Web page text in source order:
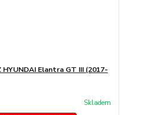
Elantra GT III (2017-
Skladem